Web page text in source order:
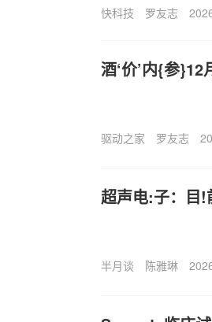
快科技 罗友志
酒‘价’内{参
驱动之家 罗友志
超声电:子：目!
半月谈 陈雅琳